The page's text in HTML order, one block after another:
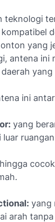
teknologi
yang
antena ini
ini
yang
luar
yang
arah